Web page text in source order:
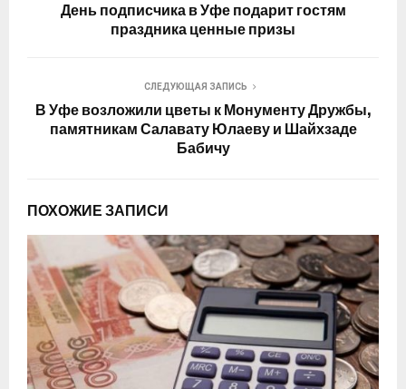
День подписчика в Уфе подарит гостям
праздника ценные призы
СЛЕДУЮЩАЯ ЗАПИСЬ
В Уфе возложили цветы к Монументу Дружбы,
памятникам Салавату Юлаеву и Шайхзаде
Бабичу
ПОХОЖИЕ ЗАПИСИ